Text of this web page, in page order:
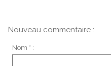
Nouveau commentaire :
Nom * :